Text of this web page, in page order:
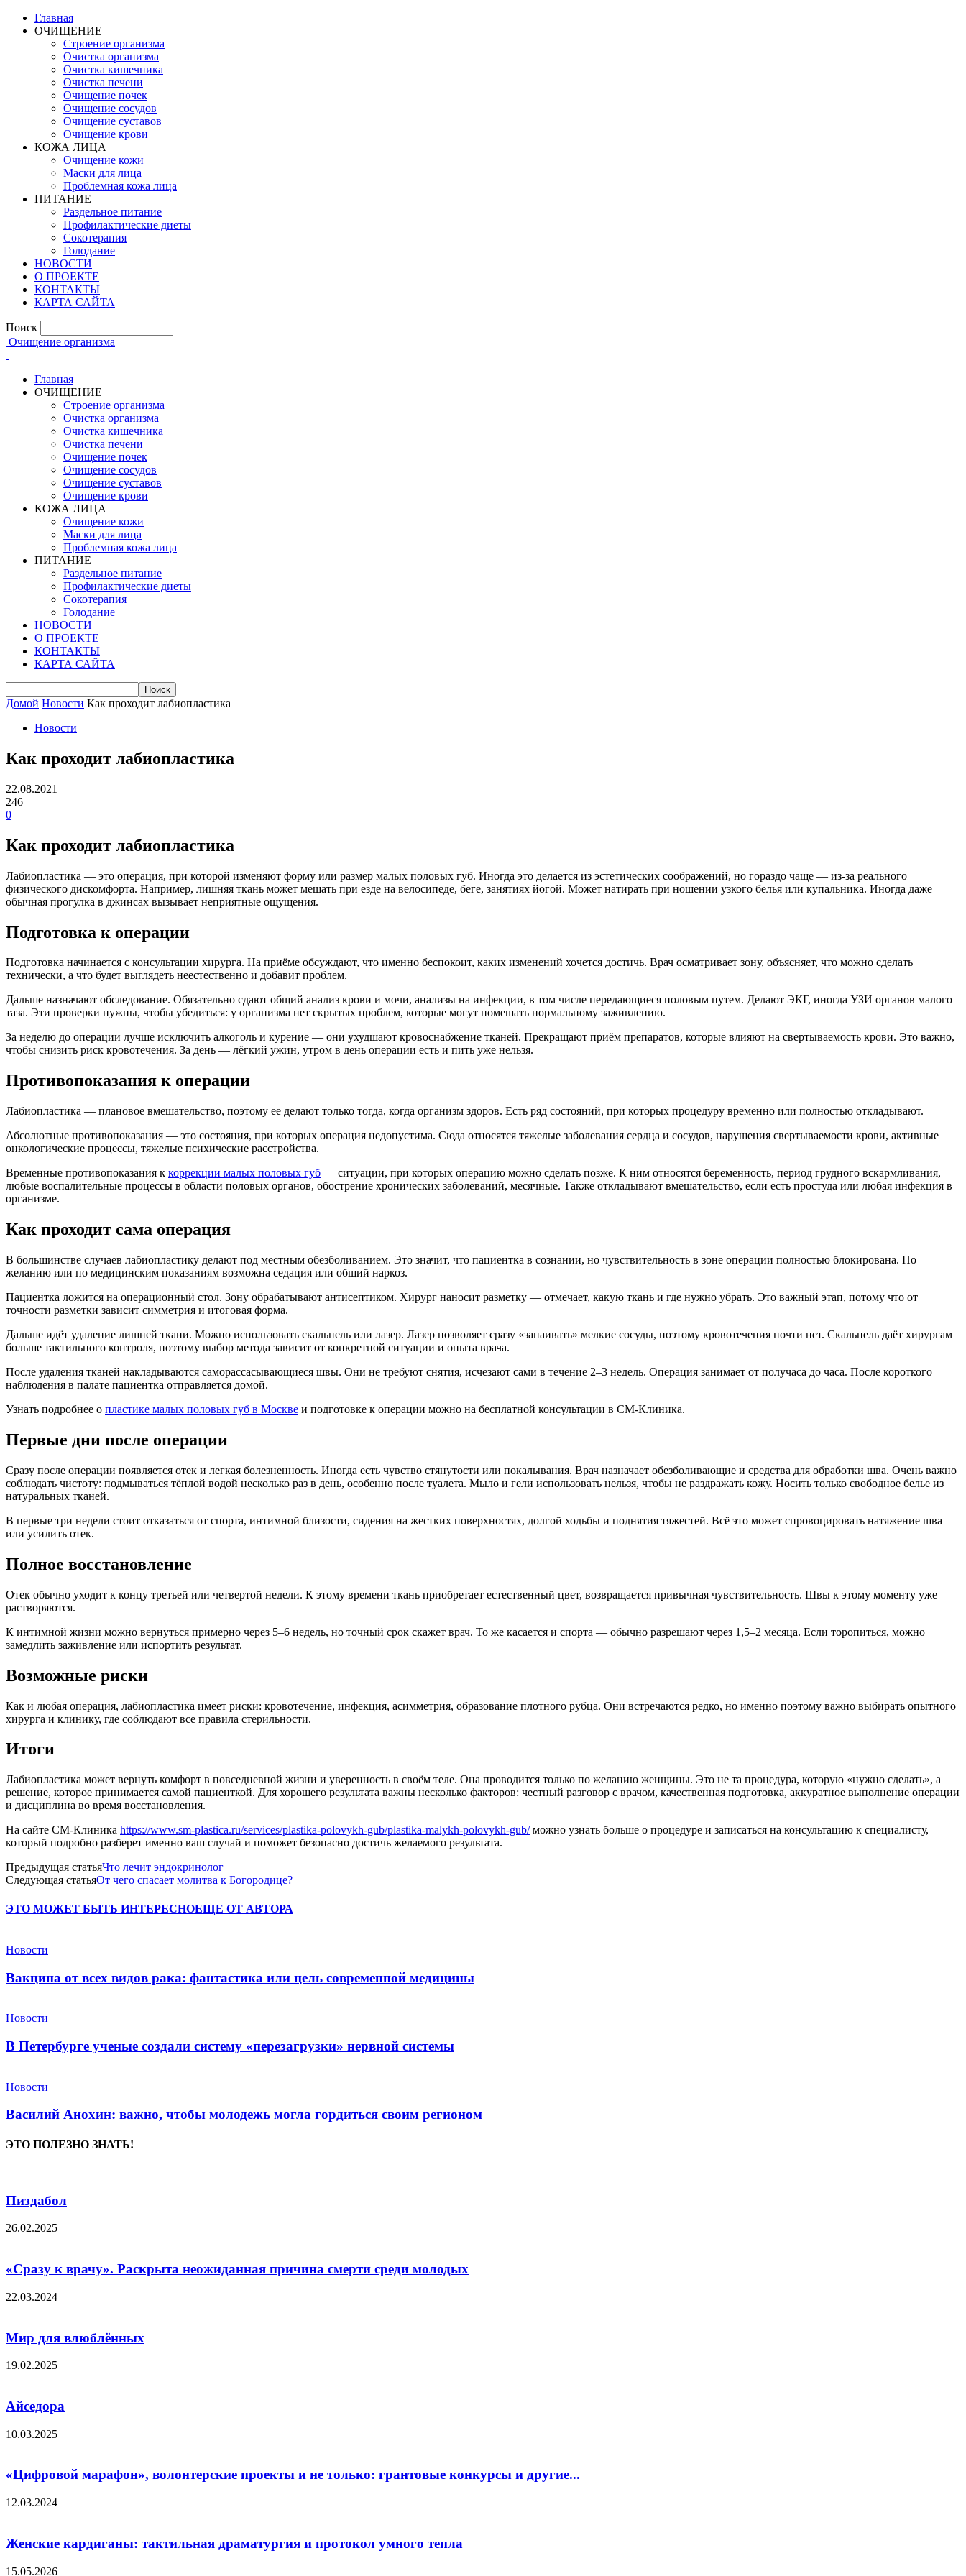
Главная
ОЧИЩЕНИЕ
Строение организма
Очистка организма
Очистка кишечника
Очистка печени
Очищение почек
Очищение сосудов
Очищение суставов
Очищение крови
КОЖА ЛИЦА
Очищение кожи
Маски для лица
Проблемная кожа лица
ПИТАНИЕ
Раздельное питание
Профилактические диеты
Сокотерапия
Голодание
НОВОСТИ
О ПРОЕКТЕ
КОНТАКТЫ
КАРТА САЙТА
Поиск
Очищение организма
Главная
ОЧИЩЕНИЕ
Строение организма
Очистка организма
Очистка кишечника
Очистка печени
Очищение почек
Очищение сосудов
Очищение суставов
Очищение крови
КОЖА ЛИЦА
Очищение кожи
Маски для лица
Проблемная кожа лица
ПИТАНИЕ
Раздельное питание
Профилактические диеты
Сокотерапия
Голодание
НОВОСТИ
О ПРОЕКТЕ
КОНТАКТЫ
КАРТА САЙТА
Домой Новости Как проходит лабиопластика
Новости
Как проходит лабиопластика
22.08.2021
246
0
Как проходит лабиопластика
Лабиопластика — это операция, при которой изменяют форму или размер малых половых губ. Иногда это делается из эстетических соображений, но гораздо чаще — из-за реального
физического дискомфорта. Например, лишняя ткань может мешать при езде на велосипеде, беге, занятиях йогой. Может натирать при ношении узкого белья или купальника. Иногда даже
обычная прогулка в джинсах вызывает неприятные ощущения.
Подготовка к операции
Подготовка начинается с консультации хирурга. На приёме обсуждают, что именно беспокоит, каких изменений хочется достичь. Врач осматривает зону, объясняет, что можно сделать
технически, а что будет выглядеть неестественно и добавит проблем.
Дальше назначают обследование. Обязательно сдают общий анализ крови и мочи, анализы на инфекции, в том числе передающиеся половым путем. Делают ЭКГ, иногда УЗИ органов малого
таза. Эти проверки нужны, чтобы убедиться: у организма нет скрытых проблем, которые могут помешать нормальному заживлению.
За неделю до операции лучше исключить алкоголь и курение — они ухудшают кровоснабжение тканей. Прекращают приём препаратов, которые влияют на свертываемость крови. Это важно,
чтобы снизить риск кровотечения. За день — лёгкий ужин, утром в день операции есть и пить уже нельзя.
Противопоказания к операции
Лабиопластика — плановое вмешательство, поэтому ее делают только тогда, когда организм здоров. Есть ряд состояний, при которых процедуру временно или полностью откладывают.
Абсолютные противопоказания — это состояния, при которых операция недопустима. Сюда относятся тяжелые заболевания сердца и сосудов, нарушения свертываемости крови, активные
онкологические процессы, тяжелые психические расстройства.
Временные противопоказания к коррекции малых половых губ — ситуации, при которых операцию можно сделать позже. К ним относятся беременность, период грудного вскармливания,
любые воспалительные процессы в области половых органов, обострение хронических заболеваний, месячные. Также откладывают вмешательство, если есть простуда или любая инфекция в
организме.
Как проходит сама операция
В большинстве случаев лабиопластику делают под местным обезболиванием. Это значит, что пациентка в сознании, но чувствительность в зоне операции полностью блокирована. По
желанию или по медицинским показаниям возможна седация или общий наркоз.
Пациентка ложится на операционный стол. Зону обрабатывают антисептиком. Хирург наносит разметку — отмечает, какую ткань и где нужно убрать. Это важный этап, потому что от
точности разметки зависит симметрия и итоговая форма.
Дальше идёт удаление лишней ткани. Можно использовать скальпель или лазер. Лазер позволяет сразу «запаивать» мелкие сосуды, поэтому кровотечения почти нет. Скальпель даёт хирургам
больше тактильного контроля, поэтому выбор метода зависит от конкретной ситуации и опыта врача.
После удаления тканей накладываются саморассасывающиеся швы. Они не требуют снятия, исчезают сами в течение 2–3 недель. Операция занимает от получаса до часа. После короткого
наблюдения в палате пациентка отправляется домой.
Узнать подробнее о пластике малых половых губ в Москве и подготовке к операции можно на бесплатной консультации в СМ-Клиника.
Первые дни после операции
Сразу после операции появляется отек и легкая болезненность. Иногда есть чувство стянутости или покалывания. Врач назначает обезболивающие и средства для обработки шва. Очень важно
соблюдать чистоту: подмываться тёплой водой несколько раз в день, особенно после туалета. Мыло и гели использовать нельзя, чтобы не раздражать кожу. Носить только свободное белье из
натуральных тканей.
В первые три недели стоит отказаться от спорта, интимной близости, сидения на жестких поверхностях, долгой ходьбы и поднятия тяжестей. Всё это может спровоцировать натяжение шва
или усилить отек.
Полное восстановление
Отек обычно уходит к концу третьей или четвертой недели. К этому времени ткань приобретает естественный цвет, возвращается привычная чувствительность. Швы к этому моменту уже
растворяются.
К интимной жизни можно вернуться примерно через 5–6 недель, но точный срок скажет врач. То же касается и спорта — обычно разрешают через 1,5–2 месяца. Если торопиться, можно
замедлить заживление или испортить результат.
Возможные риски
Как и любая операция, лабиопластика имеет риски: кровотечение, инфекция, асимметрия, образование плотного рубца. Они встречаются редко, но именно поэтому важно выбирать опытного
хирурга и клинику, где соблюдают все правила стерильности.
Итоги
Лабиопластика может вернуть комфорт в повседневной жизни и уверенность в своём теле. Она проводится только по желанию женщины. Это не та процедура, которую «нужно сделать», а
решение, которое принимается самой пациенткой. Для хорошего результата важны несколько факторов: честный разговор с врачом, качественная подготовка, аккуратное выполнение операции
и дисциплина во время восстановления.
На сайте СМ-Клиника https://www.sm-plastica.ru/services/plastika-polovykh-gub/plastika-malykh-polovykh-gub/можно узнать больше о процедуре и записаться на консультацию к специалисту,
который подробно разберет именно ваш случай и поможет безопасно достичь желаемого результата.
Предыдущая статьяЧто лечит эндокринолог
Следующая статьяОт чего спасает молитва к Богородице?
ЭТО МОЖЕТ БЫТЬ ИНТЕРЕСНОЕЩЕ ОТ АВТОРА
Новости
Вакцина от всех видов рака: фантастика или цель современной медицины
Новости
В Петербурге ученые создали систему «перезагрузки» нервной системы
Новости
Василий Анохин: важно, чтобы молодежь могла гордиться своим регионом
ЭТО ПОЛЕЗНО ЗНАТЬ!
Пиздабол
26.02.2025
«Сразу к врачу». Раскрыта неожиданная причина смерти среди молодых
22.03.2024
Мир для влюблённых
19.02.2025
Айседора
10.03.2025
«Цифровой марафон», волонтерские проекты и не только: грантовые конкурсы и другие...
12.03.2024
Женские кардиганы: тактильная драматургия и протокол умного тепла
15.05.2026